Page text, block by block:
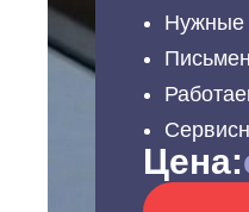
Нужные
Цена: